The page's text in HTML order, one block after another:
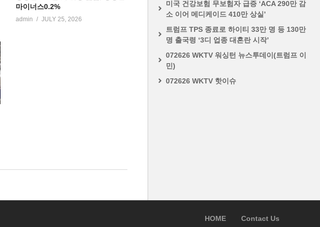
마이너스0.2%
admin JULY 25, 2026
미국 건강보험 무보험자 급증 ‘ACA 290만 감
소 이어 메디케이드 410만 상실’
트럼프 TPS 종료로 하이티 33만 명 등 130만
명 출국령 ‘3디 업종 대혼란 시작’
072626 WKTV 워싱턴 뉴스투데이(트럼프 이
민)
072626 WKTV 핫이슈
HOME Contact Us